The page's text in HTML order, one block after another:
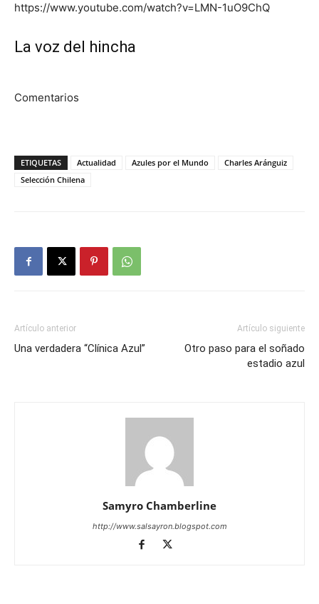
https://www.youtube.com/watch?v=LMN-1uO9ChQ
La voz del hincha
Comentarios
ETIQUETAS Actualidad Azules por el Mundo
Charles Aránguiz
Selección Chilena
Artículo anterior
Una verdadera “Clínica Azul”
Artículo siguiente
Otro paso para el soñado
estadio azul
Samyro Chamberline
http://www.salsayron.blogspot.com